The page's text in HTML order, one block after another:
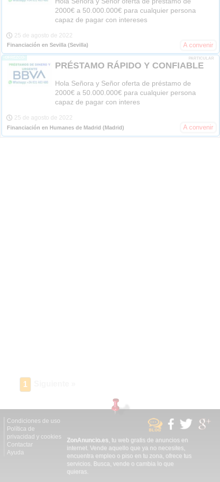
2000€ a 50.000.000€ para cualquier persona
capaz de pagar con intereses
25 de agosto de 2022
Financiación en Sevilla (Sevilla) A convenir
PARTICULAR
PRÉSTAMO RÁPIDO Y CONFIABLE
Hola Señora y Señor oferta de préstamo de
2000€ a 50.000.000€ para cualquier persona
capaz de pagar con interes
25 de agosto de 2022
Financiación en Humanes de Madrid (Madrid) A convenir
1
Condiciones de uso
Política de
privacidad y cookies
Contactar
Ayuda
ZonAnuncio.es, tu web gratis de anuncios en
internet. Vende aquello que ya no necesites,
encuentra empleo o piso en tu zona, ofrece tus
servicios. Busca, vende o cambia lo que
quieras.